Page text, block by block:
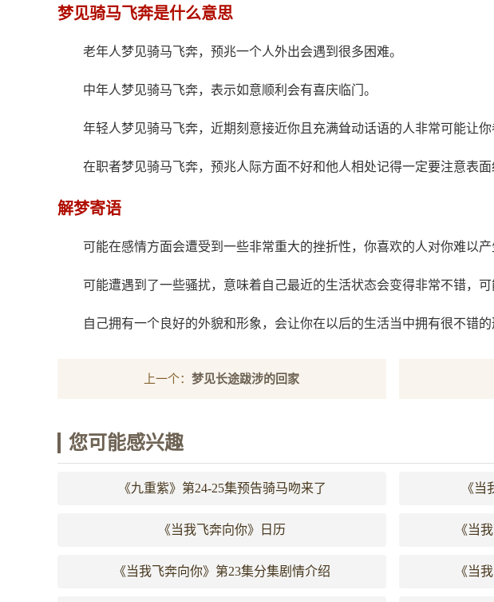
梦见骑马飞奔是什么意思
老年人梦见骑马飞奔，预兆一个人外出会遇到很多困难。
中年人梦见骑马飞奔，表示如意顺利会有喜庆临门。
年轻人梦见骑马飞奔，近期刻意接近你且充满耸动话语的人非常可能让你
在职者梦见骑马飞奔，预兆人际方面不好和他人相处记得一定要注意表面
解梦寄语
可能在感情方面会遭受到一些非常重大的挫折性，你喜欢的人对你难以
可能遭遇到了一些骚扰，意味着自己最近的生活状态会变得非常不错，
自己拥有一个良好的外貌和形象，会让你在以后的生活当中拥有很不错
上一个：梦见长途跋涉的回家
您可能感兴趣
《九重紫》第24-25集预告骑马吻来了 《
《当我飞奔向你》日历 《当
《当我飞奔向你》第23集分集剧情介绍 《当